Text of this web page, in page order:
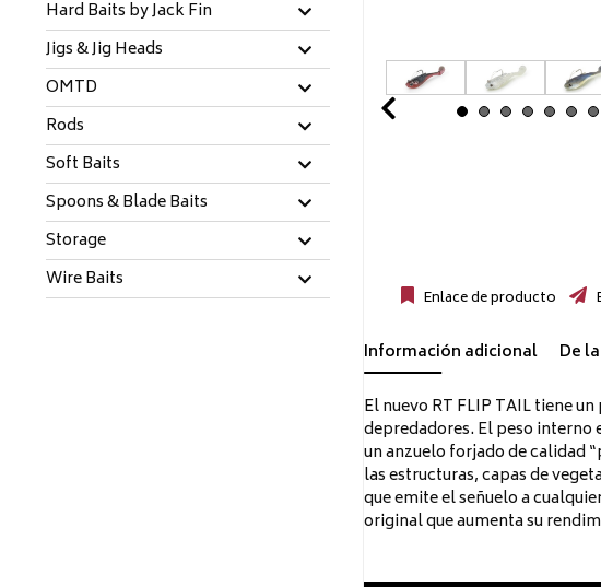
Hard Baits by Jack Fin
Jigs & Jig Heads
OMTD
Rods
Soft Baits
Spoons & Blade Baits
Storage
Wire Baits
Enlace de producto
Información adicional
De
El nuevo RT FLIP TAIL tiene
depredadores. El peso
un anzuelo forjado de calidad
las estructuras, capas de
que emite el señuelo a
original que aumenta su